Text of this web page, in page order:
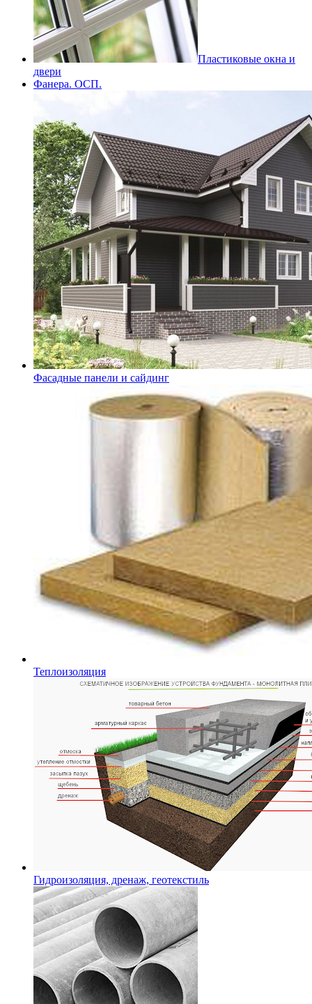
Пластиковые окна и
двери
Фанера. ОСП.
Фасадные панели и сайдинг
Теплоизоляция
Гидроизоляция, дренаж, геотекстиль